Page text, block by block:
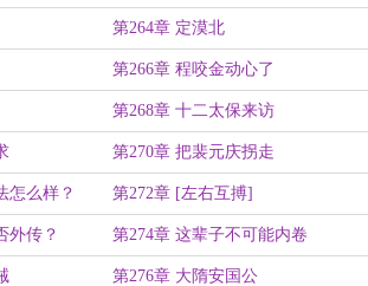
第264章 定漠北
第266章 程咬金动心了
第268章 十二太保来访
第270章 把裴元庆拐走
怎么样？ 第272章 [左右互搏]
外传？ 第274章 这辈子不可能内卷
第276章 大隋安国公